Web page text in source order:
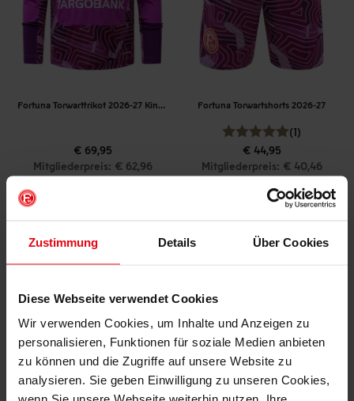
Zustimmung Details Über Cookies
Diese Webseite verwendet Cookies
Wir verwenden Cookies, um Inhalte und Anzeigen zu
personalisieren, Funktionen für soziale Medien anbieten
zu können und die Zugriffe auf unsere Website zu
analysieren. Sie geben Einwilligung zu unseren Cookies,
Fortuna Torwarttrikot 2026-27 Kinder
€ 69,95
Mitgliederpreis: € 62,96
Fortuna Torwartshorts 2026-27
(1)
€ 44,95
Mitgliederpreis: € 40,46